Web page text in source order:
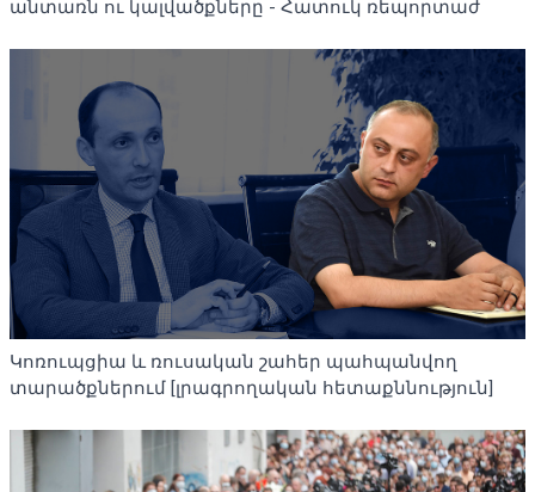
անտառն ու կալվածքները - Հատուկ ռեպորտաժ
Կոռուպցիա և ռուսական շահեր պահպանվող
տարածքներում [լրագրողական հետաքննություն]